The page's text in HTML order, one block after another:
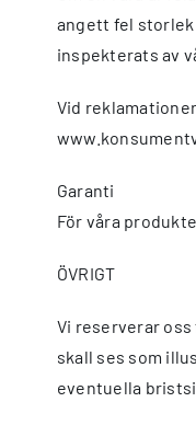
angett fel storlek
inspekterats av
Vid
Garanti
För våra
ÖVRIGT
Vi reserverar
skall ses som
eventuella